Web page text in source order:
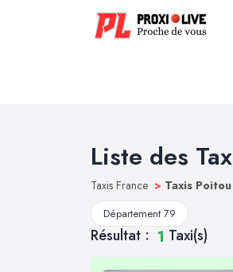
Liste des
Taxis France > Taxis
Département 79
Résultat : 1 Taxi(s)